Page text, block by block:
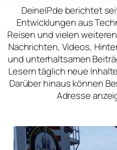
DeineIP.de berichtet
Entwicklungen aus
Reisen und vielen
Nachrichten, Videos,
und unterhaltsamen
Lesern täglich neue
Darüber hinaus können
Adresse